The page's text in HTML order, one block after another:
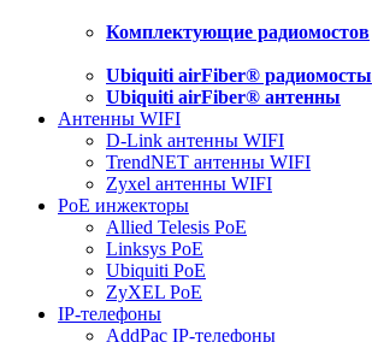
Комплектующие радиомостов
Ubiquiti airFiber® радиомосты
Ubiquiti airFiber® антенны
Антенны WIFI
D-Link антенны WIFI
TrendNET антенны WIFI
Zyxel антенны WIFI
PoE инжекторы
Allied Telesis PoE
Linksys PoE
Ubiquiti PoE
ZyXEL PoE
IP-телефоны
AddPac IP-телефоны